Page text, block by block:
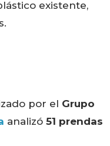
existente,
por el Grupo
analizó 51 prendas